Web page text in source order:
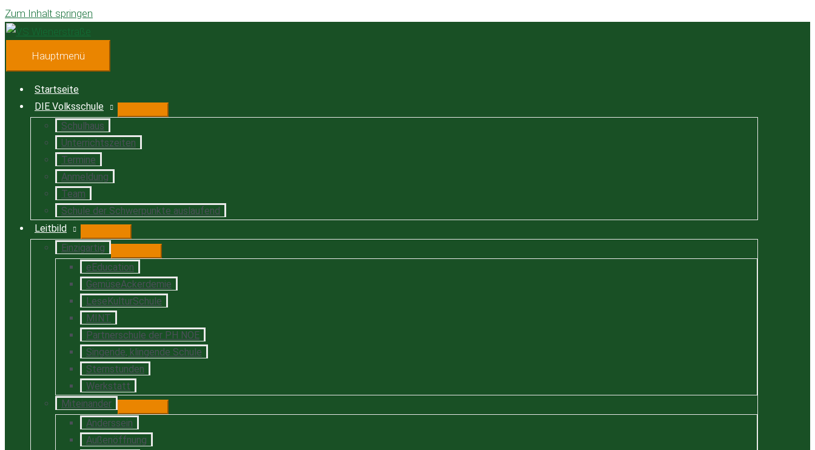
Zum Inhalt springen
Hauptmenü
Startseite
DIE Volksschule
Schulhaus
Unterrichtszeiten
Termine
Anmeldung
Team
Schule der Schwerpunkte auslaufend
Leitbild
Einzigartig
eEducation
GemüseAckerdemie
LeseKulturSchule
MINT
Partnerschule der PH NOE
Singende, klingende Schule
Sternstunden
Werkstatt
Miteinander
Anderssein
Außenöffnung